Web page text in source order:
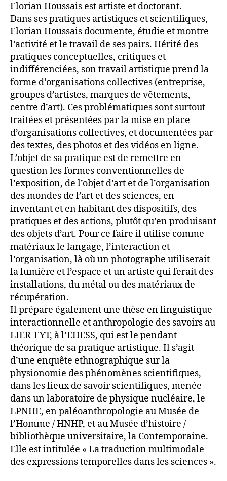
Florian Houssais est artiste et doctorant.
Dans ses pratiques artistiques et scientifiques,
Florian Houssais documente, étudie et montre
l’activité et le travail de ses pairs. Hérité des
pratiques conceptuelles, critiques et
indifférenciées, son travail artistique prend la
forme d’organisations collectives (entreprise,
groupes d’artistes, marques de vêtements,
centre d’art). Ces problématiques sont surtout
traitées et présentées par la mise en place
d’organisations collectives, et documentées par
des textes, des photos et des vidéos en ligne.
L’objet de sa pratique est de remettre en
question les formes conventionnelles de
l’exposition, de l’objet d’art et de l’organisation
des mondes de l’art et des sciences, en
inventant et en habitant des dispositifs, des
pratiques et des actions, plutôt qu’en produisant
des objets d’art. Pour ce faire il utilise comme
matériaux le langage, l’interaction et
l’organisation, là où un photographe utiliserait
la lumière et l’espace et un artiste qui ferait des
installations, du métal ou des matériaux de
récupération.
Il prépare également une thèse en linguistique
interactionnelle et anthropologie des savoirs au
LIER-FYT, à l’EHESS, qui est le pendant
théorique de sa pratique artistique. Il s’agit
d’une enquête ethnographique sur la
physionomie des phénomènes scientifiques,
dans les lieux de savoir scientifiques, menée
dans un laboratoire de physique nucléaire, le
LPNHE, en paléoanthropologie au Musée de
l’Homme / HNHP, et au Musée d’histoire /
bibliothèque universitaire, la Contemporaine.
Elle est intitulée « La traduction multimodale
des expressions temporelles dans les sciences ».